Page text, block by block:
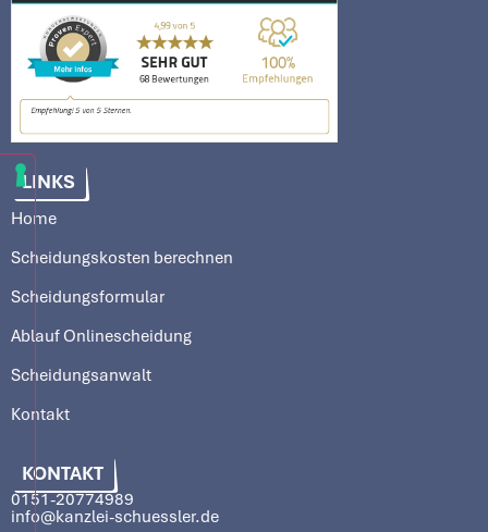
LINKS
Home
Scheidungskosten berechnen
Scheidungsformular
Ablauf Onlinescheidung
Scheidungsanwalt
Kontakt
KONTAKT
0151-20774989
info@kanzlei-schuessler.de